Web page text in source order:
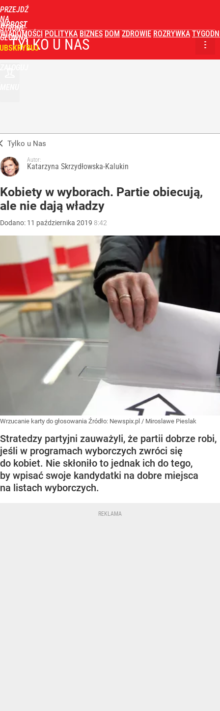
PRZEJDŹ
NA
STRONĘ
GŁÓWNĄ
WPROST
WIADOMOŚCI POLITYKA BIZNES DOM ZDROWIE ROZRYWKA
TYLKO U NAS
Tylko u Nas
Autor:
Katarzyna Skrzydłowska-Kalukin
Kobiety w wyborach. Partie obiecują,
ale nie dają władzy
Dodano: 11 października 2019 8:42
Wrzucanie karty do głosowania Źródło: Newspix.pl / Miroslawe Pieslak
Stratedzy partyjni zauważyli, że partii dobrze robi,
jeśli w programach wyborczych zwróci się
do kobiet. Nie skłoniło to jednak ich do tego,
by wpisać swoje kandydatki na dobre miejsca
na listach wyborczych.